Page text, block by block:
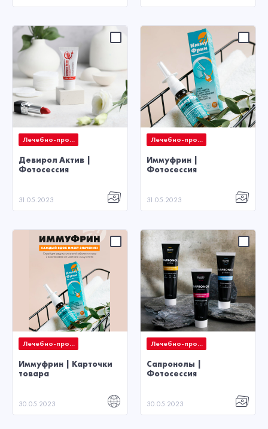
Лечебно-про...
Девирол Актив |
Фотосессия
31.05.2023
Лечебно-про...
Иммуфрин |
Фотосессия
31.05.2023
Лечебно-про...
Иммуфрин | Карточки
товара
30.05.2023
Лечебно-про...
Сапронолы |
Фотосессия
30.05.2023